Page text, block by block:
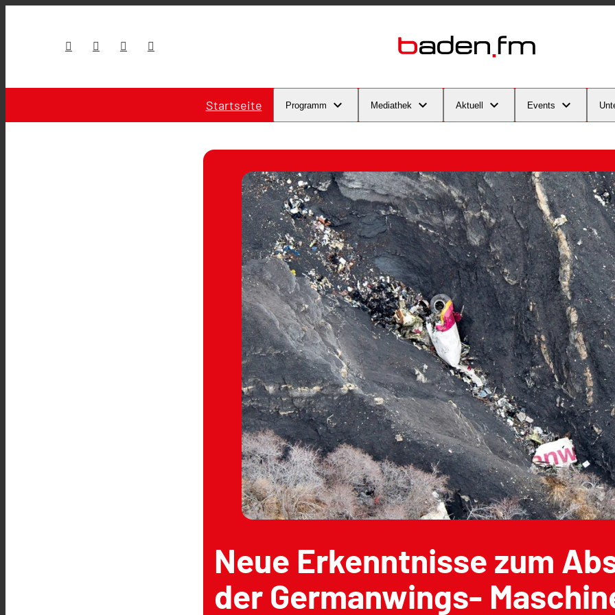
Startseite Programm Mediathek Aktuell Events
Neue Erkenntnisse zum
der Germanwings-